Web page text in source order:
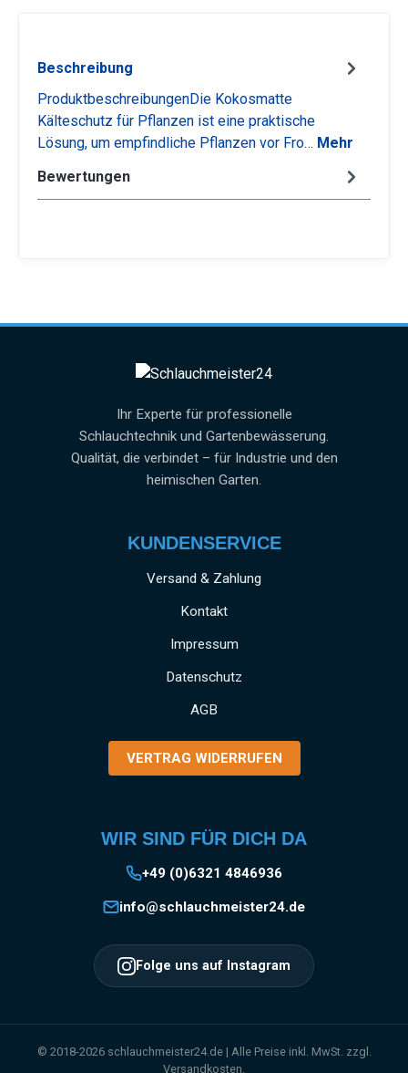
Beschreibung
ProduktbeschreibungenDie Kokosmatte
Kälteschutz für Pflanzen ist eine praktische
Lösung, um empfindliche Pflanzen vor Fro… Mehr
Bewertungen
Ihr Experte für professionelle
Schlauchtechnik und Gartenbewässerung.
Qualität, die verbindet – für Industrie und den
heimischen Garten.
KUNDENSERVICE
Versand & Zahlung
Kontakt
Impressum
Datenschutz
AGB
VERTRAG WIDERRUFEN
WIR SIND FÜR DICH DA
+49 (0)6321 4846936
info@schlauchmeister24.de
Folge uns auf Instagram
© 2018-2026 schlauchmeister24.de | Alle Preise inkl. MwSt. zzgl.
Versandkosten.